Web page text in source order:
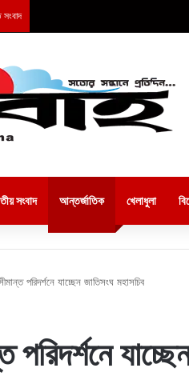
সংবাদ আন্তর্জাতিক খেলাধুলা
পরিদর্শনে যাচ্ছেন জাতিসংঘ মহাসচিব
পরিদর্শনে